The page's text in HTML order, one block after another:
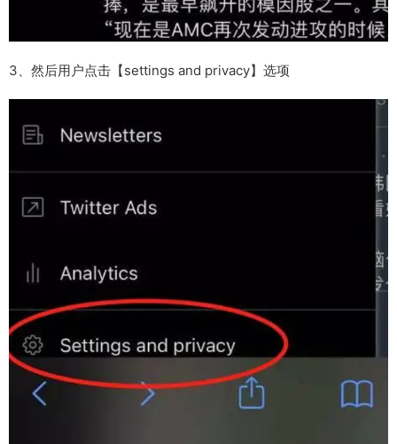
3、然后用户点击【settings and privacy】选项